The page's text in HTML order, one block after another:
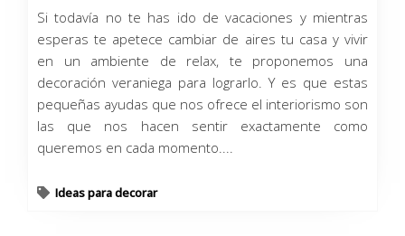
Si todavía no te has ido de vacaciones y mientras
esperas te apetece cambiar de aires tu casa y vivir
en un ambiente de relax, te proponemos una
decoración veraniega para lograrlo. Y es que estas
pequeñas ayudas que nos ofrece el interiorismo son
las que nos hacen sentir exactamente como
queremos en cada momento....
Ideas para decorar